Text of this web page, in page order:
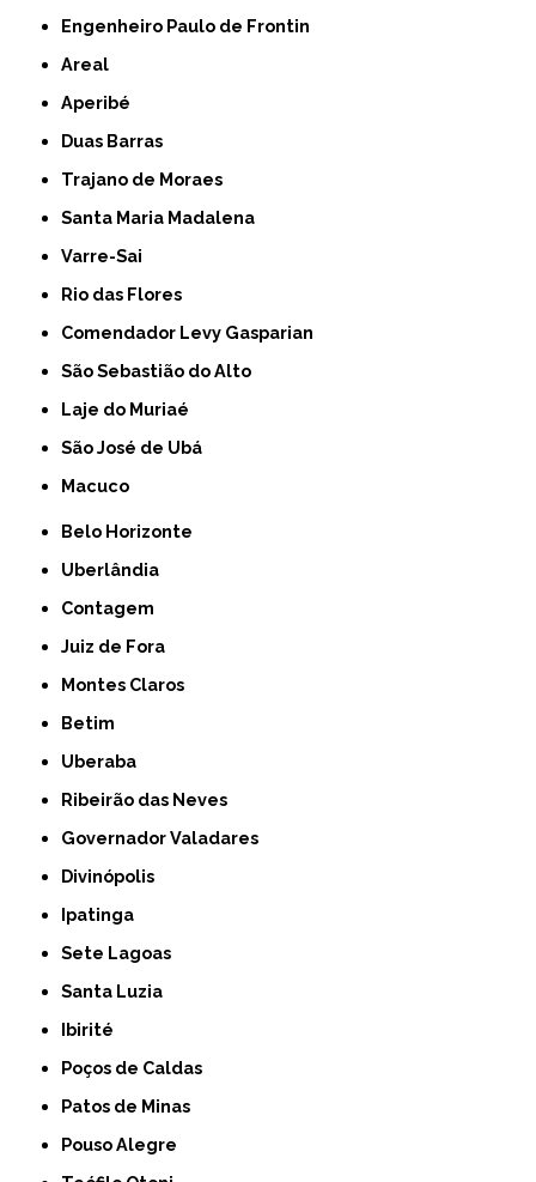
Engenheiro Paulo de Frontin
Areal
Aperibé
Duas Barras
Trajano de Moraes
Santa Maria Madalena
Varre-Sai
Rio das Flores
Comendador Levy Gasparian
São Sebastião do Alto
Laje do Muriaé
São José de Ubá
Macuco
Belo Horizonte
Uberlândia
Contagem
Juiz de Fora
Montes Claros
Betim
Uberaba
Ribeirão das Neves
Governador Valadares
Divinópolis
Ipatinga
Sete Lagoas
Santa Luzia
Ibirité
Poços de Caldas
Patos de Minas
Pouso Alegre